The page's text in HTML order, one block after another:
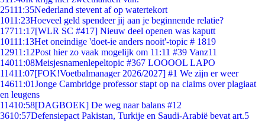
25111:35Nederland stevent af op watertekort
1011:23Hoeveel geld spendeer jij aan je beginnende relatie?
17711:17[WLR SC #417] Nieuw deel openen was kaputt
10111:13Het oneindige 'doet-ie anders nooit'-topic # 1819
12911:12Post hier zo vaak mogelijk om 11:11 #39 Vanz11
14011:08Meisjesnamenlepeltopic #367 LOOOOL LAPO
11411:07[FOK!Voetbalmanager 2026/2027] #1 We zijn er weer
14611:01Jonge Cambridge professor stapt op na claims over plagiaat
en leugens
11410:58[DAGBOEK] De weg naar balans #12
3610:57Defensiepact Pakistan, Turkije en Saudi-Arabië bevat art.5